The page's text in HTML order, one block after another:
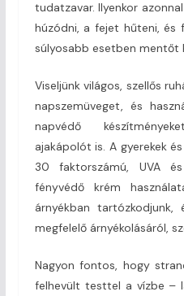
tudatzavar. Ilyenkor
húzódni, a fejet hűteni, és
súlyosabb esetben mentőt
Viseljünk világos, szellős
napszemüveget, és
napvédő
ajakápolót is. A gyerekek
30 faktorszámú, UVA
fényvédő krém
árnyékban tartózkodjunk,
megfelelő árnyékolásáról,
Nagyon fontos, hogy
felhevült testtel a vízbe –